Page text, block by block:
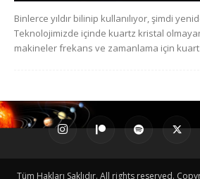
Binlerce yıldır bilinip kullanılıyor, şimdi
Teknolojimizde içinde kuartz kristal
makineler frekans ve zamanlama için
Tüm Hakları Saklıdır. All rights reserved.